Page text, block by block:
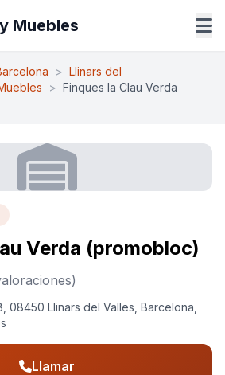
Muebles
> Llinars del
> Finques la Clau Verda
Verda (promobloc)
08450 Llinars del Valles, Barcelona,
Llamar